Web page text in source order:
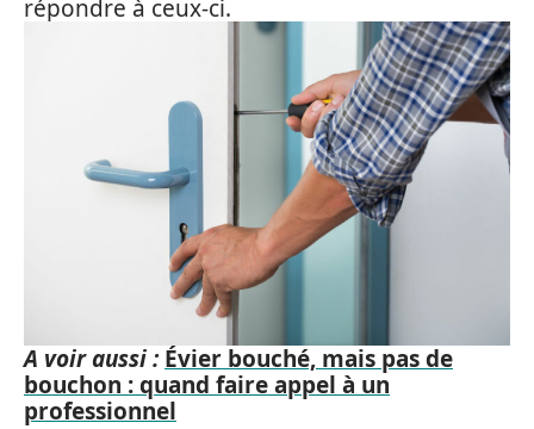
répondre à ceux-ci.
A voir aussi : Évier bouché, mais pas de
bouchon : quand faire appel à un
professionnel